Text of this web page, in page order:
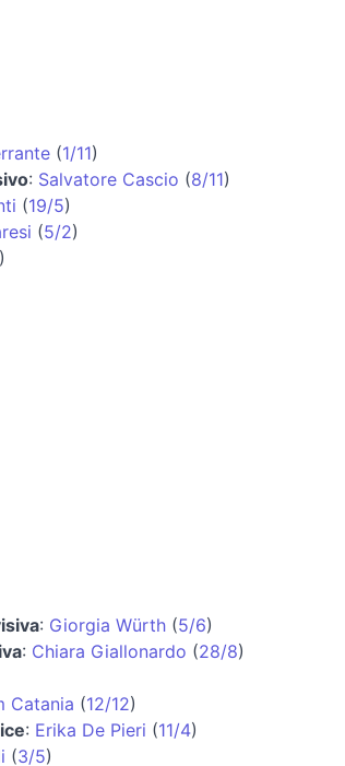
(1/11)
: Salvatore Cascio (8/11)
(19/5)
(5/2)
)
: Giorgia Würth (5/6)
: Chiara Giallonardo (28/8)
Catania (12/12)
: Erika De Pieri (11/4)
(3/5)